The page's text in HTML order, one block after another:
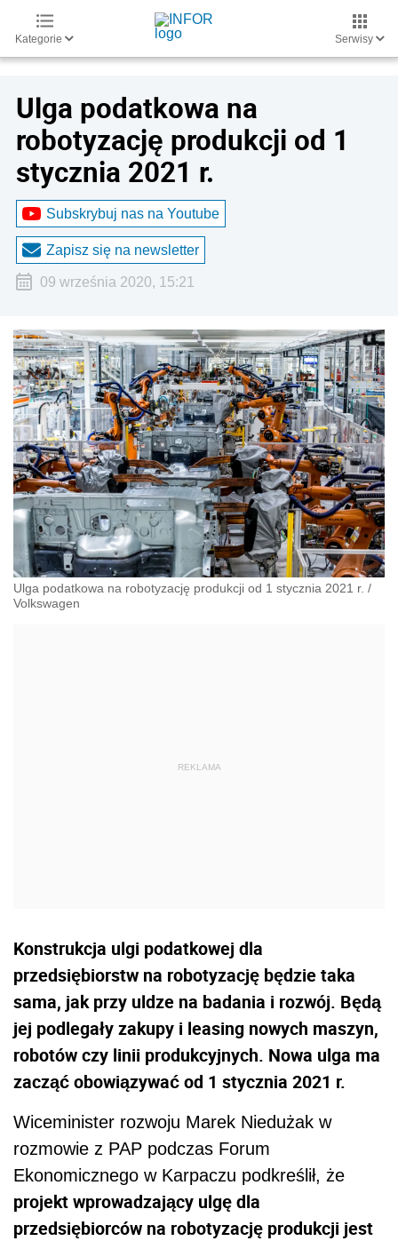
Kategorie Serwisy
Ulga podatkowa na
robotyzację produkcji od 1
stycznia 2021 r.
Subskrybuj nas na Youtube
Zapisz się na newsletter
09 września 2020, 15:21
Ulga podatkowa na robotyzację produkcji od 1 stycznia 2021 r. /
Volkswagen
Konstrukcja ulgi podatkowej dla
przedsiębiorstw na robotyzację będzie taka
sama, jak przy uldze na badania i rozwój. Będą
jej podlegały zakupy i leasing nowych maszyn,
robotów czy linii produkcyjnych. Nowa ulga ma
zacząć obowiązywać od 1 stycznia 2021 r.
Wiceminister rozwoju Marek Niedużak w
rozmowie z PAP podczas Forum
Ekonomicznego w Karpaczu podkreślił, że
projekt wprowadzający ulgę dla
przedsiębiorców na robotyzację produkcji jest